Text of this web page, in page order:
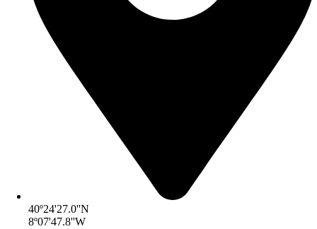
40º24'27.0''N
8º07'47.8''W